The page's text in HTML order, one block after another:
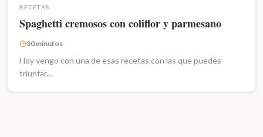
RECETAS
Spaghetti cremosos con coliflor y parmesano
30 minutos
Hoy vengo con una de esas recetas con las que puedes
triunfar…